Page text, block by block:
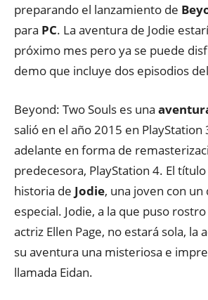
preparando el lanzamiento de
para PC. La aventura de Jodie
próximo mes pero ya se puede
demo que incluye dos episodios
Beyond: Two Souls es una
salió en el año 2015 en PlayStation
adelante en forma de
predecesora, PlayStation 4. El
historia de Jodie, una joven con
especial. Jodie, a la que puso
actriz Ellen Page, no estará sola, la
su aventura una misteriosa e
llamada Eidan.